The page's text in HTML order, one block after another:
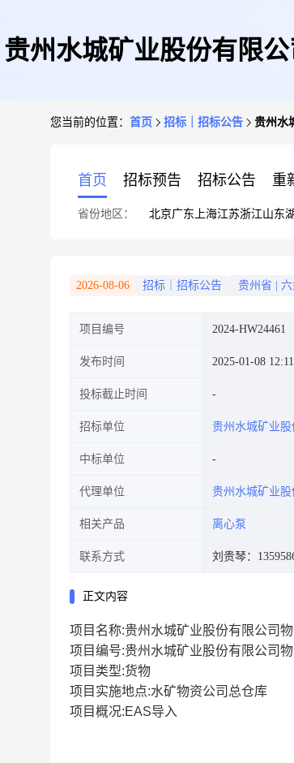
贵州水城矿业股份有限
您当前的位置： 首页 招标｜招标公告 贵州水
首页 招标预告 招标公告 重
省份地区： 北京广东 上海江苏浙江山东
2026-08-06 招标｜招标公告 贵州省
项目编号 2024-HW24461
发布时间 2025-01-08
投标截止时间
招标单位 贵州水城矿业股
中标单位
代理单位 贵州水城矿业股
相关产品 离心泵
联系方式 刘贵琴：
正文内容
项目名称:贵州水城矿业股份有限公司
项目编号:贵州水城矿业股份有限公司
项目类型:货物
项目实施地点:水矿物资公司总仓库
项目概况:EAS导入